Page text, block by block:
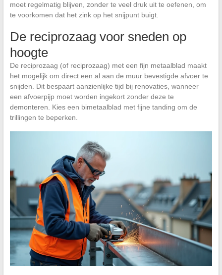
moet regelmatig blijven, zonder te veel druk uit te oefenen, om
te voorkomen dat het zink op het snijpunt buigt.
De reciprozaag voor sneden op
hoogte
De reciprozaag (of reciprozaag) met een fijn metaalblad maakt
het mogelijk om direct een al aan de muur bevestigde afvoer te
snijden. Dit bespaart aanzienlijke tijd bij renovaties, wanneer
een afvoerpijp moet worden ingekort zonder deze te
demonteren. Kies een bimetaalblad met fijne tanding om de
trillingen te beperken.